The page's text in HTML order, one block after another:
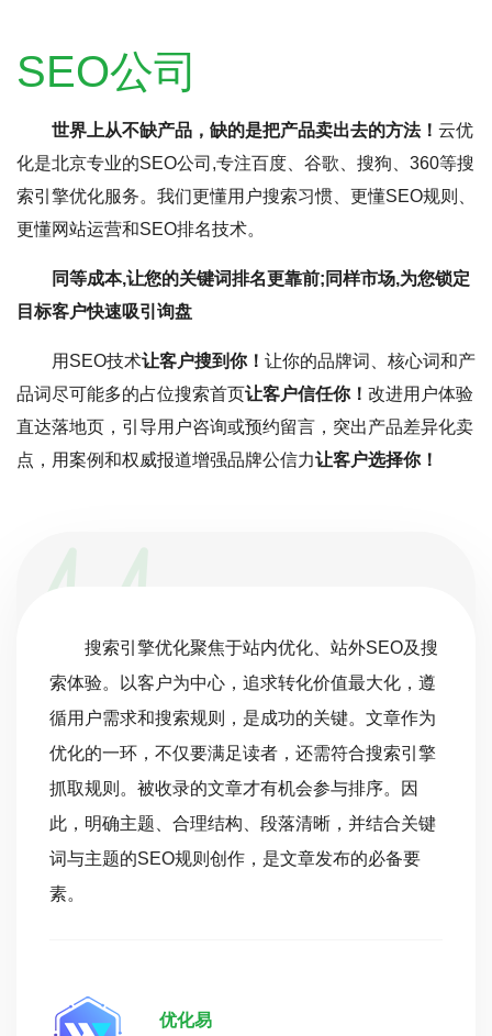
SEO公司
世界上从不缺产品，缺的是把产品卖出去的方法！ 云优
化是北京专业的SEO公司,专注百度、谷歌、搜狗、360等搜
索引擎优化服务。我们更懂用户搜索习惯、更懂SEO规则、
更懂网站运营和SEO排名技术。
同等成本,让您的关键词排名更靠前;同样市场,为您锁定
目标客户快速吸引询盘
用SEO技术让客户搜到你！ 让你的品牌词、核心词和产
品词尽可能多的占位搜索首页让客户信任你！ 改进用户体验
直达落地页，引导用户咨询或预约留言，突出产品差异化卖
点，用案例和权威报道增强品牌公信力让客户选择你！
搜索引擎优化聚焦于站内优化、站外SEO及搜
索体验。以客户为中心，追求转化价值最大化，遵
循用户需求和搜索规则，是成功的关键。文章作为
优化的一环，不仅要满足读者，还需符合搜索引擎
抓取规则。被收录的文章才有机会参与排序。因
此，明确主题、合理结构、段落清晰，并结合关键
词与主题的SEO规则创作，是文章发布的必备要
素。
优化易